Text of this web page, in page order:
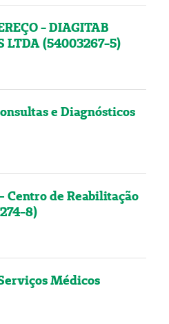
- DIAGITAB
LTDA (54003267-5)
e Diagnósticos
Centro de Reabilitação
8)
Médicos